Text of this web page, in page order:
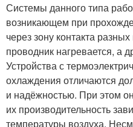
Системы данного типа
возникающем при
через зону контакта
проводник нагревается, а
Устройства с
охлаждения отличаются
и надёжностью. При этом
их производительность
температуры воздуха.